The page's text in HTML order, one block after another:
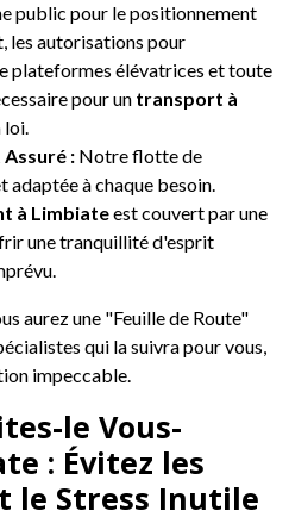
public pour le positionnement
les autorisations pour
plateformes élévatrices et toute
pour un transport à
loi.
: Notre flotte de
adaptée à chaque besoin.
à Limbiateest couvert par une
une tranquillité d'esprit
aurez une "Feuille de Route"
qui la suivra pour vous,
impeccable.
le Vous-
: Évitez les
le Stress Inutile